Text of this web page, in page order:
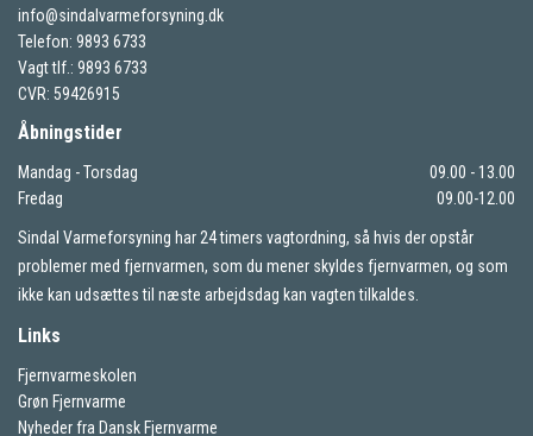
info@sindalvarmeforsyning.dk
Telefon: 9893 6733
Vagt tlf.: 9893 6733
CVR: 59426915
Åbningstider
Mandag - Torsdag
09.00 - 13.00
Fredag
09.00-12.00
Sindal Varmeforsyning har 24 timers vagtordning, så hvis der opstår
problemer med fjernvarmen, som du mener skyldes fjernvarmen, og som
ikke kan udsættes til næste arbejdsdag kan vagten tilkaldes.
Links
Fjernvarmeskolen
Grøn Fjernvarme
Nyheder fra Dansk Fjernvarme